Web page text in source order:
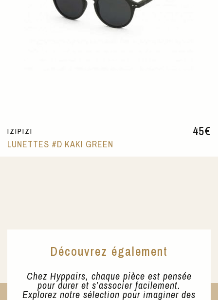
45€
IZIPIZI
LUNETTES #D KAKI GREEN
Découvrez également
Chez Hyppairs, chaque pièce est pensée
pour durer et s’associer facilement.
Explorez notre sélection pour imaginer des